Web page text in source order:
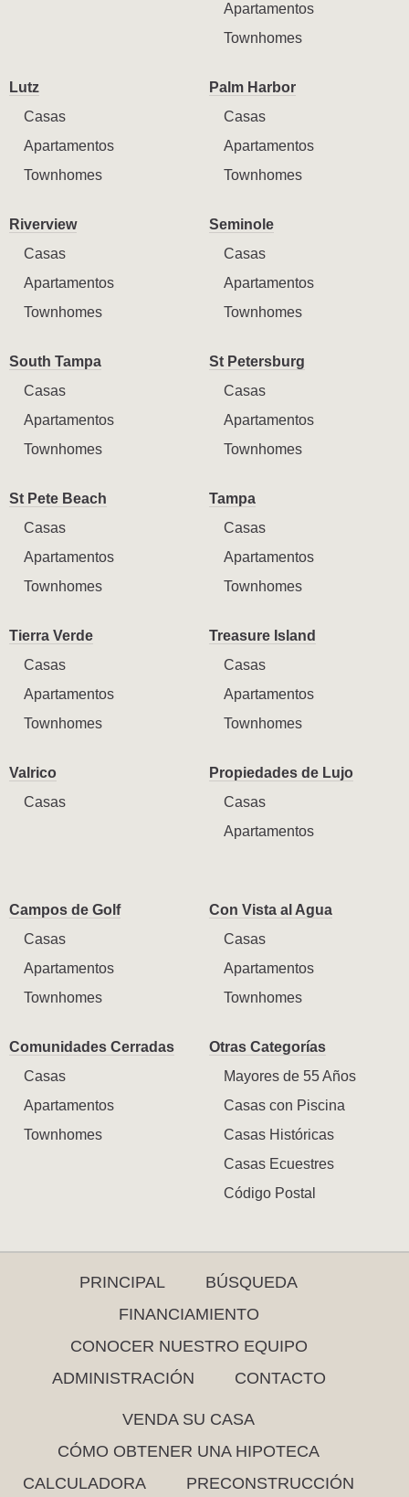
Apartamentos
Townhomes
Lutz
Casas
Apartamentos
Townhomes
Palm Harbor
Casas
Apartamentos
Townhomes
Riverview
Casas
Apartamentos
Townhomes
Seminole
Casas
Apartamentos
Townhomes
South Tampa
Casas
Apartamentos
Townhomes
St Petersburg
Casas
Apartamentos
Townhomes
St Pete Beach
Casas
Apartamentos
Townhomes
Tampa
Casas
Apartamentos
Townhomes
Tierra Verde
Casas
Apartamentos
Townhomes
Treasure Island
Casas
Apartamentos
Townhomes
Valrico
Casas
Propiedades de Lujo
Casas
Apartamentos
Campos de Golf
Casas
Apartamentos
Townhomes
Con Vista al Agua
Casas
Apartamentos
Townhomes
Comunidades Cerradas
Casas
Apartamentos
Townhomes
Otras Categorías
Mayores de 55 Años
Casas con Piscina
Casas Históricas
Casas Ecuestres
Código Postal
PRINCIPAL
BÚSQUEDA
FINANCIAMIENTO
CONOCER NUESTRO EQUIPO
ADMINISTRACIÓN
CONTACTO
VENDA SU CASA
CÓMO OBTENER UNA HIPOTECA
CALCULADORA
PRECONSTRUCCIÓN